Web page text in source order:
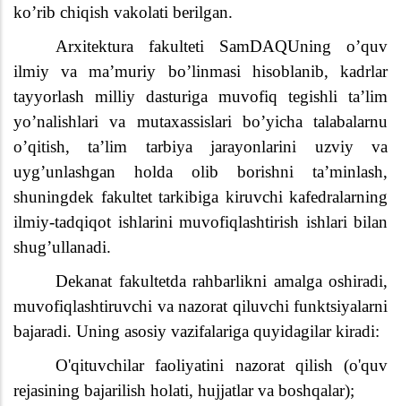
koʼrib chiqish vakolati berilgan.
Arxitektura fakulteti SamDAQUning o’quv
ilmiy va ma’muriy bo’linmasi hisoblanib, kadrlar
tayyorlash milliy dasturiga muvofiq tegishli ta’lim
yo’nalishlari va mutaxassislari bo’yicha talabalarnu
o’qitish, ta’lim tarbiya jarayonlarini uzviy va
uyg’unlashgan holda olib borishni ta’minlash,
shuningdek fakultet tarkibiga kiruvchi kafedralarning
ilmiy-tadqiqot ishlarini muvofiqlashtirish ishlari bilan
shug’ullanadi.
Dekanat fakultetda rahbarlikni amalga oshiradi,
muvofiqlashtiruvchi va nazorat qiluvchi funktsiyalarni
bajaradi. Uning asosiy vazifalariga quyidagilar kiradi:
O'qituvchilar faoliyatini nazorat qilish (o'quv
rejasining bajarilish holati, hujjatlar va boshqalar);